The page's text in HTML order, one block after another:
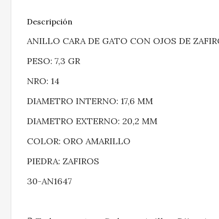
Descripción
ANILLO CARA DE GATO CON OJOS DE
PESO: 7,3 GR
NRO: 14
DIAMETRO INTERNO: 17,6 MM
DIAMETRO EXTERNO: 20,2 MM
COLOR: ORO AMARILLO
PIEDRA: ZAFIROS
30-AN1647